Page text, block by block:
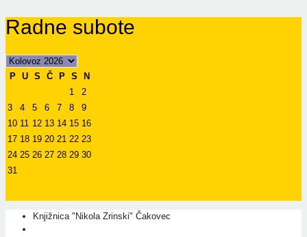
Radne subote
P U S Č P S
N
1
2
3
4 5 6 7 8
9
10 11 12 13 14 15 16
17 18 19 20 21 22 23
24 25 26 27 28 29 30
31
Knjižnica "Nikola Zrinski" Čakovec